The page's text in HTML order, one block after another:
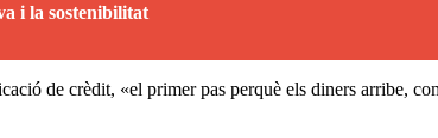
i la sostenibilitat
de crèdit, «el primer pas perquè els diners arribe,